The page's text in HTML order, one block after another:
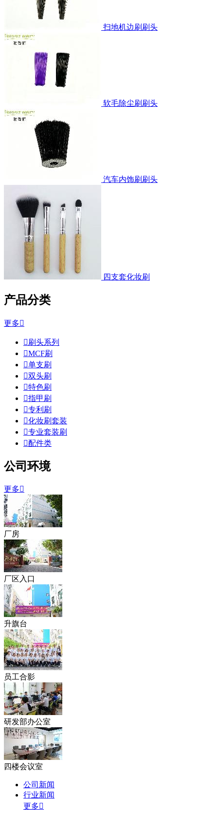
扫地机边刷刷头
软毛除尘刷刷头
汽车内饰刷刷头
四支套化妆刷
产品分类
更多
刷头系列
MCF刷
单支刷
双头刷
特色刷
指甲刷
专利刷
化妆刷套装
专业套装刷
配件类
公司环境
更多
厂房
厂区入口
升旗台
员工合影
研发部办公室
四楼会议室
公司新闻
行业新闻
更多